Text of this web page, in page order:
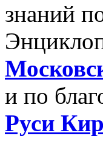
знаний
и по
Руси